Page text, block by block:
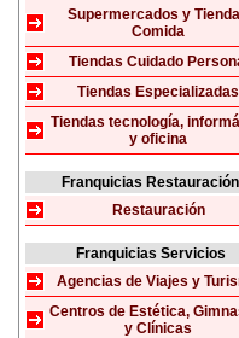
Supermercados y
Comida
Tiendas Cuidado
Tiendas Especializadas
Tiendas tecnología,
y oficina
Franquicias Restauración
Restauración
Franquicias Servicios
Agencias de Viajes y
Centros de Estética,
y Clínicas